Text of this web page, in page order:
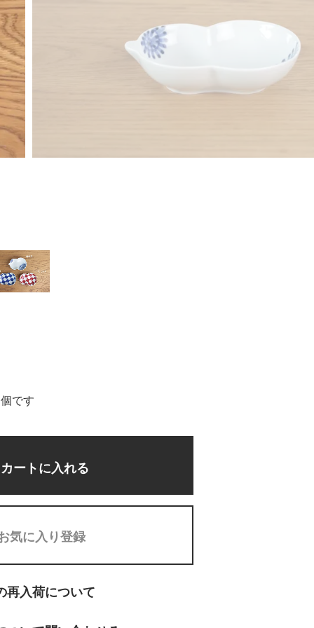
です
カートに入れる
気に入り登録
再入荷について